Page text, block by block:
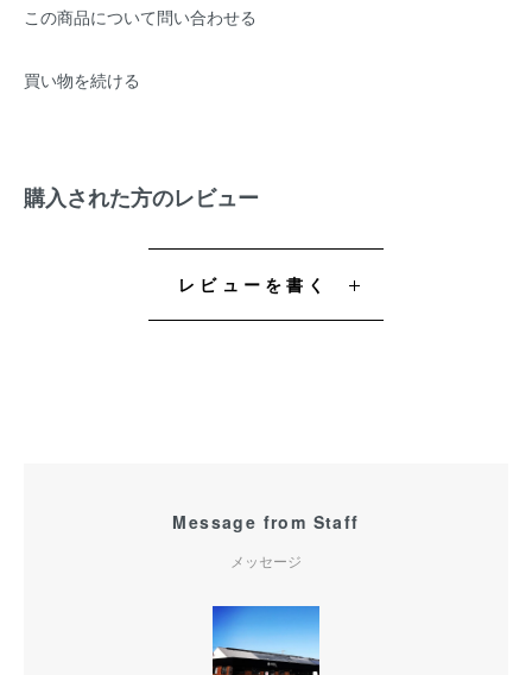
この商品について問い合わせる
買い物を続ける
購入された方のレビュー
レビューを書く
Message from Staff
メッセージ